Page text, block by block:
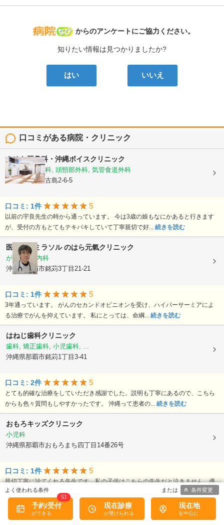
病院なび
からのアンケートにご協力ください。
知りたい情報は見つかりましたか?
はい いいえ
口コミがある病院・クリニック
きゆな耳鼻科・沖縄ボイスクリニック
耳鼻いんこう科, 頭頸部外科, 気管食道外科
沖縄県那覇市古島2-6-5
口コミ: 1件 5
以前の宇良先生の時から通っています。 今は3歳の娘もなにかあると行きます
が、受付の方もとてもテキパキしていて丁寧親切で好... 続きを読む
医療法人ミラソルのはら元氣クリニック
がん内科, 内科
沖縄県那覇市銘苅3丁目21-21
口コミ: 1件 5
3年通っています。 がんのセカンドオピニオンを受け、ハイパーサーミアによ
る治療でがんを抑えています。 私にとっては、命綱... 続きを読む
はねじ歯科クリニック
歯科, 矯正歯科, 小児歯科, ...
沖縄県那覇市銘苅1丁目3-41
口コミ: 2件 5
とても的確な治療をしていただき感謝でした。説明も丁寧にあるので、こちら
からも色々質問もしやすかったです。 沖縄って患者の... 続きを読む
おもろキッズクリニック
小児科
沖縄県那覇市おもろまち四丁目14番26号
口コミ: 1件 5
親切丁寧に診てくれる先生です。私の子供はこちらの先生だと泣きません、優
しくつぶさに観察してくれます。病院も綺麗で予約も便利。続きを読む
沖縄マリアクリニック
予約/受付
51
現在診療 現在地
条件変更